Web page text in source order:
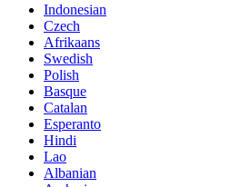
Indonesian
Czech
Afrikaans
Swedish
Polish
Basque
Catalan
Esperanto
Hindi
Lao
Albanian